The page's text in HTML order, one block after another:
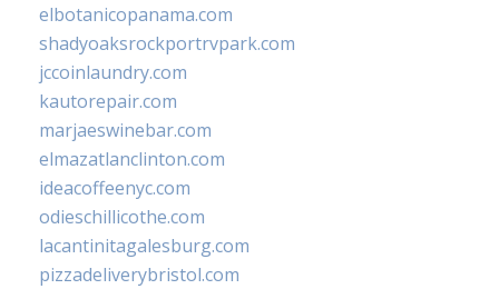
elbotanicopanama.com
shadyoaksrockportrvpark.com
jccoinlaundry.com
kautorepair.com
marjaeswinebar.com
elmazatlanclinton.com
ideacoffeenyc.com
odieschillicothe.com
lacantinitagalesburg.com
pizzadeliverybristol.com